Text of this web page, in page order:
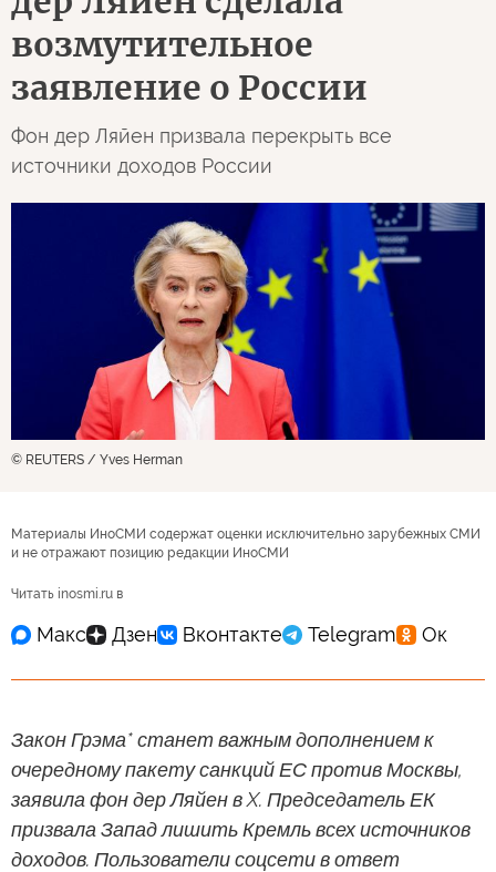
возмутительное
заявление о России
Фон дер Ляйен призвала перекрыть все
источники доходов России
© REUTERS / Yves Herman
Материалы ИноСМИ содержат оценки исключительно зарубежных СМИ
и не отражают позицию редакции ИноСМИ
Читать inosmi.ru в
Закон Грэма* станет важным дополнением к
очередному пакету санкций ЕС против Москвы,
заявила фон дер Ляйен в X. Председатель ЕК
призвала Запад лишить Кремль всех источников
доходов. Пользователи соцсети в ответ